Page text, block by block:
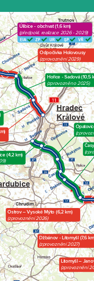
Litomyšl –
(zprovoznění
Džbánov - Litomyšl (7,6
(zprovoznění 2027)
Ostrov – Vysoké Mýto (6,2 km)
(zprovoznění 2026)
(4,2 km)
Hořice - Sadová (10,5
(zprovozněno 2025)
Odpočívka Holovousy
(zprovoznění 2029)
Úlibice - obchvat (1,6 km)
(předpokl. realizace 2026 - 2029)